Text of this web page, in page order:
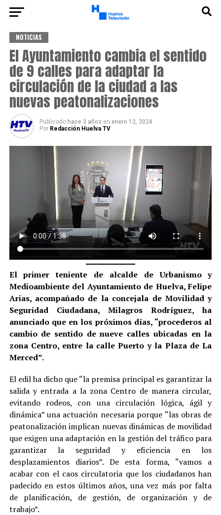
NOTICIAS
El Ayuntamiento cambia el sentido
de 9 calles para adaptar la
circulación de la ciudad a las
nuevas peatonalizaciones
Publicado hace 3 años en enero 12, 2024
Por Redacción Huelva TV
El primer teniente de alcalde de Urbanismo y
Medioambiente del Ayuntamiento de Huelva, Felipe
Arias, acompañado de la concejala de Movilidad y
Seguridad Ciudadana, Milagros Rodríguez, ha
anunciado que en los próximos días, “procederos al
cambio de sentido de nueve calles ubicadas en la
zona Centro, entre la calle Puerto y la Plaza de La
Merced”.
El edil ha dicho que “la premisa principal es garantizar la
salida y entrada a la zona Centro de manera circular,
evitando rodeos, con una circulación lógica, ágil y
dinámica” una actuación necesaria porque “las obras de
peatonalización implican nuevas dinámicas de movilidad
que exigen una adaptación en la gestión del tráfico para
garantizar la seguridad y eficiencia en los
desplazamientos diarios”. De esta forma, “vamos a
acabar con el caos circulatoria que los ciudadanos han
padecido en estos últimos años, una vez más por falta
de planificación, de gestión, de organización y de
trabajo”.